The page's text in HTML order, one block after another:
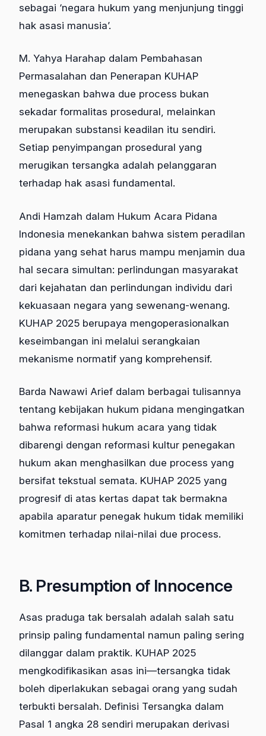
sebagai ‘negara hukum yang menjunjung tinggi
hak asasi manusia’.
M. Yahya Harahap dalam Pembahasan
Permasalahan dan Penerapan KUHAP
menegaskan bahwa due process bukan
sekadar formalitas prosedural, melainkan
merupakan substansi keadilan itu sendiri.
Setiap penyimpangan prosedural yang
merugikan tersangka adalah pelanggaran
terhadap hak asasi fundamental.
Andi Hamzah dalam Hukum Acara Pidana
Indonesia menekankan bahwa sistem peradilan
pidana yang sehat harus mampu menjamin dua
hal secara simultan: perlindungan masyarakat
dari kejahatan dan perlindungan individu dari
kekuasaan negara yang sewenang-wenang.
KUHAP 2025 berupaya mengoperasionalkan
keseimbangan ini melalui serangkaian
mekanisme normatif yang komprehensif.
Barda Nawawi Arief dalam berbagai tulisannya
tentang kebijakan hukum pidana mengingatkan
bahwa reformasi hukum acara yang tidak
dibarengi dengan reformasi kultur penegakan
hukum akan menghasilkan due process yang
bersifat tekstual semata. KUHAP 2025 yang
progresif di atas kertas dapat tak bermakna
apabila aparatur penegak hukum tidak memiliki
komitmen terhadap nilai-nilai due process.
B. Presumption of Innocence
Asas praduga tak bersalah adalah salah satu
prinsip paling fundamental namun paling sering
dilanggar dalam praktik. KUHAP 2025
mengkodifikasikan asas ini—tersangka tidak
boleh diperlakukan sebagai orang yang sudah
terbukti bersalah. Definisi Tersangka dalam
Pasal 1 angka 28 sendiri merupakan derivasi